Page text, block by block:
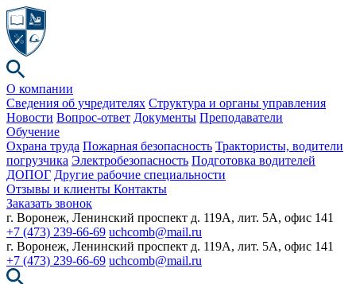
О компании
Сведения об учредителях Структура и органы управления
Новости Вопрос-ответ Документы Преподаватели
Обучение
Охрана труда Пожарная безопасность Трактористы, водители
погрузчика Электробезопасность Подготовка водителей
ДОПОГ Другие рабочие специальности
Отзывы и клиенты Контакты
Заказать звонок
г. Воронеж, Ленинский проспект д. 119А, лит. 5А, офис 141
+7 (473) 239-66-69 uchcomb@mail.ru
г. Воронеж, Ленинский проспект д. 119А, лит. 5А, офис 141
+7 (473) 239-66-69 uchcomb@mail.ru